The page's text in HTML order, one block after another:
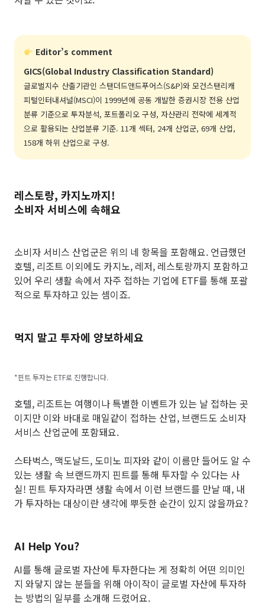
Editor’s comment
GICS(Global Industry Classification Standard)
글로벌지수 산출기관인 스탠더드앤드푸어스(S&P)와 모건스탠리캐
피털인터내셔널(MSCI)이 1999년에 공동 개발한 증권시장 전용 산업
분류 기준으로 투자분석, 포트폴리오 구성, 자산관리 전략에 세계적
으로 활용되는 산업분류 기준. 11개 섹터, 24개 산업군, 69개 산업,
158개 하위 산업으로 구성.
레스토랑, 카지노까지!
소비자 서비스에 속해요
소비자 서비스 산업군은 위의 네 항목을 포함해요. 언급했던
호텔, 리조트 이외에도 카지노, 레저, 레스토랑까지 포함하고
있어 우리 생활 속에서 자주 접하는 기업에 ETF를 통해 포괄
적으로 투자하고 있는 셈이죠.
먹지 말고 투자에 양보하세요
*핀트 투자는 ETF로 진행합니다.
호텔, 리조트는 여행이나 특별한 이벤트가 있는 날 접하는 곳
이지만 이와 바대로 매일같이 접하는 산업, 브랜드도 소비자
서비스 산업군에 포함돼요.
스타벅스, 맥도날드, 도미노 피자와 같이 이름만 들어도 알 수
있는 생활 속 브랜드까지 핀트를 통해 투자할 수 있다는 사
실! 핀트 투자자라면 생활 속에서 이런 브랜드를 만날 때, 내
가 투자하는 대상이란 생각에 뿌듯한 순간이 있지 않을까요?
AI Help You?
AI를 통해 글로벌 자산에 투자한다는 게 정확히 어떤 의미인
지 와닿지 않는 분들을 위해 아이작이 글로벌 자산에 투자하
는 방법의 일부를 소개해 드렸어요.